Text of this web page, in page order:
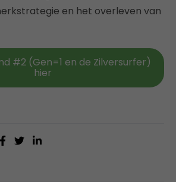
en het overleven van
#2 (Gen=1 en de Zilversurfer)
hier